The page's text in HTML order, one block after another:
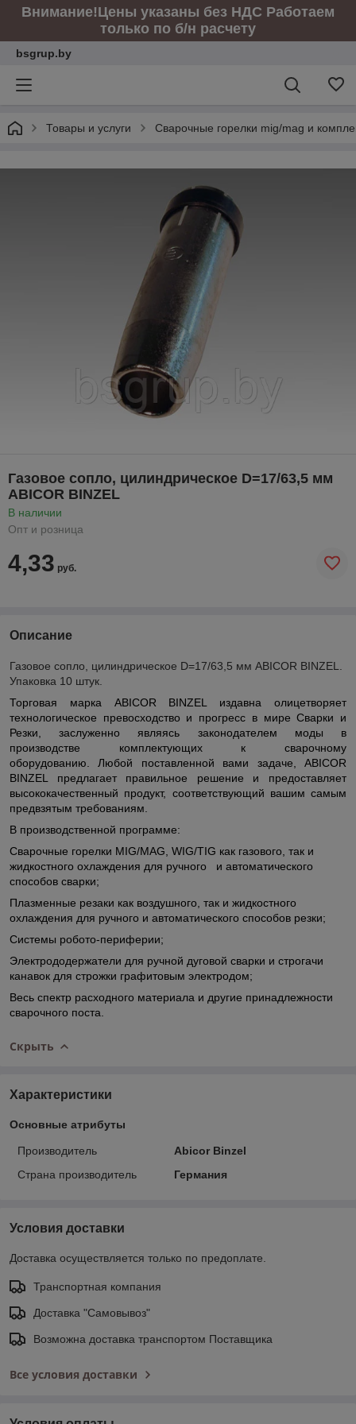
Внимание!Цены указаны без НДС Работаем
только по б/н расчету
bsgrup.by
Товары и услуги Сварочные горелки mig/mag и
Газовое сопло, цилиндрическое D=17/63,5 мм
ABICOR BINZEL
В наличии
Опт и розница
4,33 руб.
Описание
Газовое сопло, цилиндрическое D=17/63,5 мм ABICOR BINZEL.
Упаковка 10 штук.
Торговая марка ABICOR BINZEL издавна олицетворяет
технологическое превосходство и прогресс в мире Сварки и
Резки, заслуженно являясь законодателем моды в
производстве комплектующих к сварочному
оборудованию. Любой поставленной вами задаче, ABICOR
BINZEL предлагает правильное решение и предоставляет
высококачественный продукт, соответствующий вашим самым
предвзятым требованиям.
В производственной программе:
Сварочные горелки MIG/MAG, WIG/TIG как газового, так и
жидкостного охлаждения для ручного и автоматического
способов сварки;
Плазменные резаки как воздушного, так и жидкостного
охлаждения для ручного и автоматического способов резки;
Системы робото-периферии;
Электрододержатели для ручной дуговой сварки и строгачи
канавок для строжки графитовым электродом;
Весь спектр расходного материала и другие принадлежности
сварочного поста.
Скрыть
Характеристики
Основные атрибуты
Производитель
Abicor Binzel
Страна производитель
Германия
Условия доставки
Доставка осуществляется только по предоплате.
Транспортная компания
Доставка "Самовывоз"
Возможна доставка транспортом Поставщика
Все условия доставки